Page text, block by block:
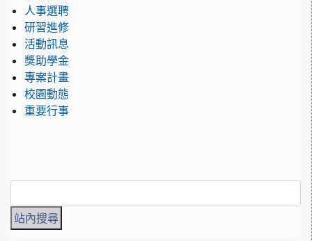
人事選聘
研習進修
活動訊息
獎助學金
專案計畫
校園動態
重要行事